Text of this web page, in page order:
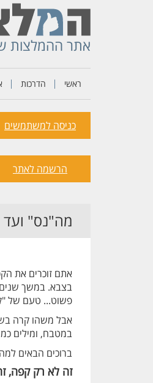
אתר ההמלצות
ראשי הדרכות
כניסה למשתמשים
הרשמה לאתר
מה"נס" ועד
אתם זוכרים את
בצבא. במשך
פשוט... טעם של
אבל משהו קרה
במטבח, ומילים
ברוכים הבאים
זה לא רק קפה,